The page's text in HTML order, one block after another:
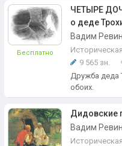
Бесплатно
ЧЕТЫРЕ
о деде
Вадим
9 565 зн.
Дружба деда
обоих.
Дидовские
Вадим